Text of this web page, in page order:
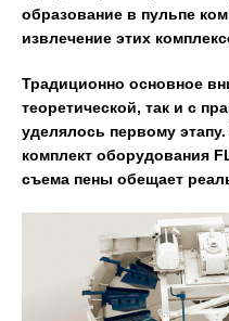
образование в пульпе
извлечение этих
Традиционно основное
теоретической, так и с
уделялось первому
комплект оборудования
съема пены обещает